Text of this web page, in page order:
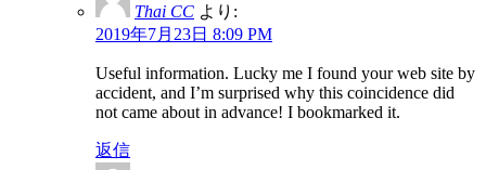
Thai CC より:
2019年7月23日 8:09 PM
Useful information. Lucky me I found your web site by
accident, and I’m surprised why this coincidence did
not came about in advance! I bookmarked it.
返信